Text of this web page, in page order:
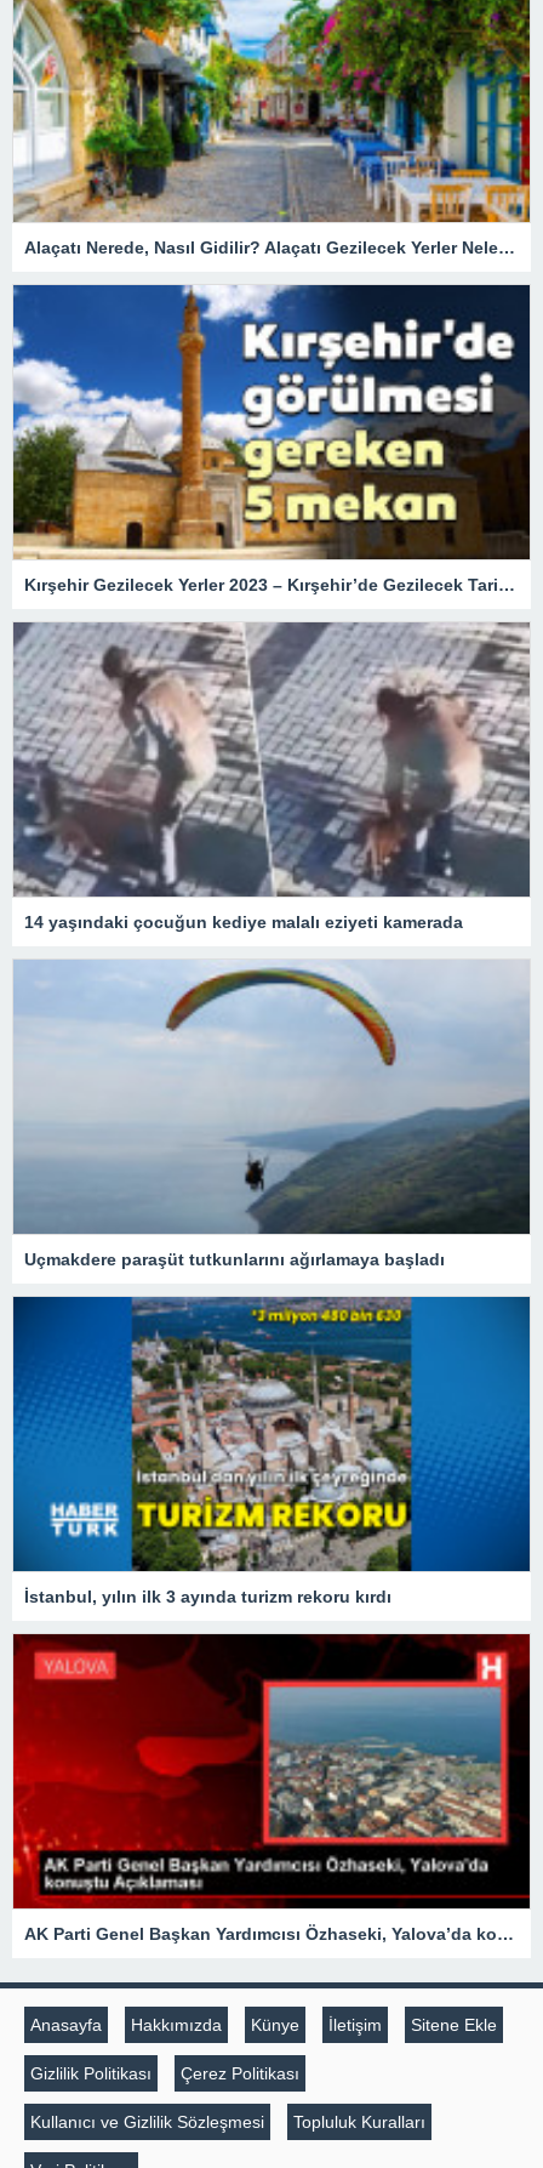
Alaçatı Nerede, Nasıl Gidilir? Alaçatı Gezilecek Yerler Nelerdir?
Kırşehir Gezilecek Yerler 2023 – Kırşehir’de Gezilecek Tarihi Turistik Yerler, En Güzel Doğal Mekanlar ve Müzeler Listesi
14 yaşındaki çocuğun kediye malalı eziyeti kamerada
Uçmakdere paraşüt tutkunlarını ağırlamaya başladı
İstanbul, yılın ilk 3 ayında turizm rekoru kırdı
AK Parti Genel Başkan Yardımcısı Özhaseki, Yalova’da konuştu Açıklaması
Anasayfa Hakkımızda Künye İletişim Sitene Ekle
Gizlilik Politikası Çerez Politikası
Kullanıcı ve Gizlilik Sözleşmesi Topluluk Kuralları